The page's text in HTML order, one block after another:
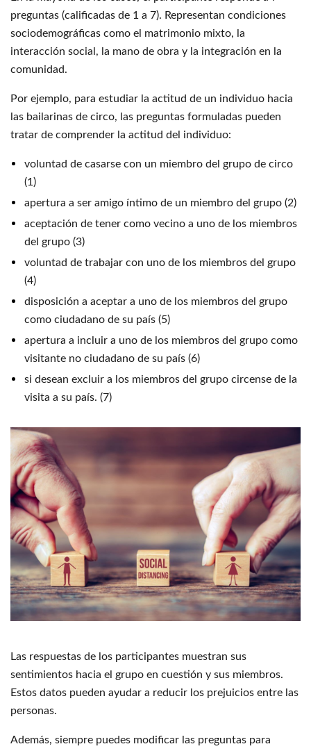
preguntas (calificadas de 1 a 7). Representan condiciones
sociodemográficas como el matrimonio mixto, la
interacción social, la mano de obra y la integración en la
comunidad.
Por ejemplo, para estudiar la actitud de un individuo hacia
las bailarinas de circo, las preguntas formuladas pueden
tratar de comprender la actitud del individuo:
voluntad de casarse con un miembro del grupo de circo
(1)
apertura a ser amigo íntimo de un miembro del grupo (2)
aceptación de tener como vecino a uno de los miembros
del grupo (3)
voluntad de trabajar con uno de los miembros del grupo
(4)
disposición a aceptar a uno de los miembros del grupo
como ciudadano de su país (5)
apertura a incluir a uno de los miembros del grupo como
visitante no ciudadano de su país (6)
si desean excluir a los miembros del grupo circense de la
visita a su país. (7)
Las respuestas de los participantes muestran sus
sentimientos hacia el grupo en cuestión y sus miembros.
Estos datos pueden ayudar a reducir los prejuicios entre las
personas.
Además, siempre puedes modificar las preguntas para